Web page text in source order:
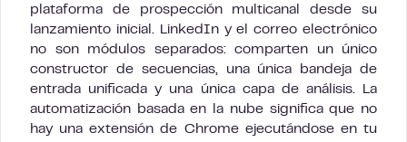
plataforma de prospección multicanal desde su
lanzamiento inicial. LinkedIn y el correo electrónico
no son módulos separados: comparten un único
constructor de secuencias, una única bandeja de
entrada unificada y una única capa de análisis. La
automatización basada en la nube significa que no
hay una extensión de Chrome ejecutándose en tu